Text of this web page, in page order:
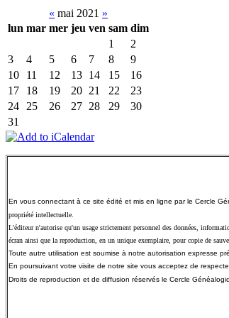
« mai 2021 »
lun mar mer jeu ven sam dim
1
2
3
4 5 6 7 8
9
10
11 12 13 14 15
16
17
18 19 20 21 22
23
24 25 26 27 28 29
30
31
En vous connectant à ce site édité et mis en ligne par le Cercle
propriété intellectuelle.
L'éditeur n'autorise qu'un usage strictement personnel des données,
écran ainsi que la reproduction, en un unique exemplaire, pour copie de
Toute autre utilisation est soumise à notre autorisation expresse
En poursuivant votre visite de notre site vous acceptez de
Droits de reproduction et de diffusion réservés le Cercle